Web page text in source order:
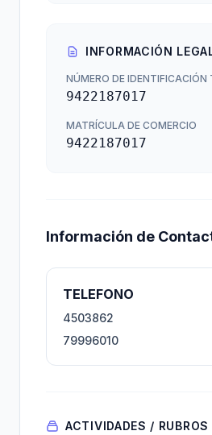
INFORMACIÓN
NÚMERO DE IDENTIFICACIÓN
9422187017
MATRÍCULA DE COMERCIO
9422187017
Información de
TELEFONO
4503862
79996010
ACTIVIDADES / RUBROS